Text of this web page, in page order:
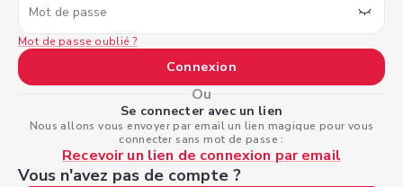
Mot de passe
Mot de passe oublié ?
Connexion
Ou
Se connecter avec un lien
Nous allons vous envoyer par email un lien magique pour vous
connecter sans mot de passe :
Recevoir un lien de connexion par email
Vous n'avez pas de compte ?